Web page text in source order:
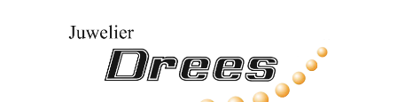
Zum Hauptinhalt springen